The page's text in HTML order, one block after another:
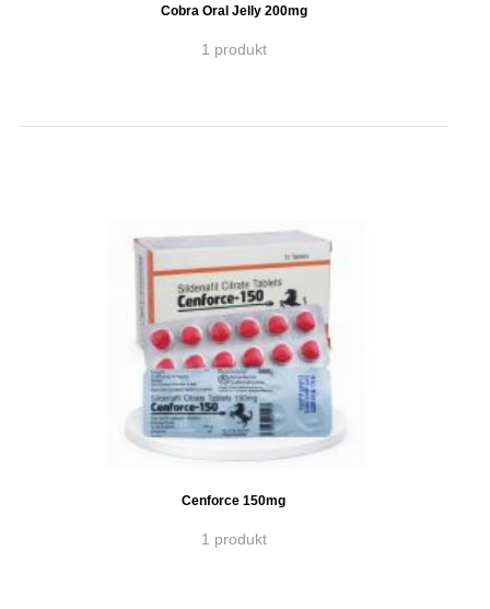
Cobra Oral Jelly 200mg
1 produkt
Cenforce 150mg
1 produkt